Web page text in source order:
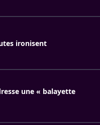
ironisent
une « balayette